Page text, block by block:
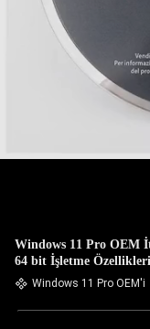
Windows 11 Pro OEM
64 bit İşletme Özellikleri
Windows 11 Pro OEM'i